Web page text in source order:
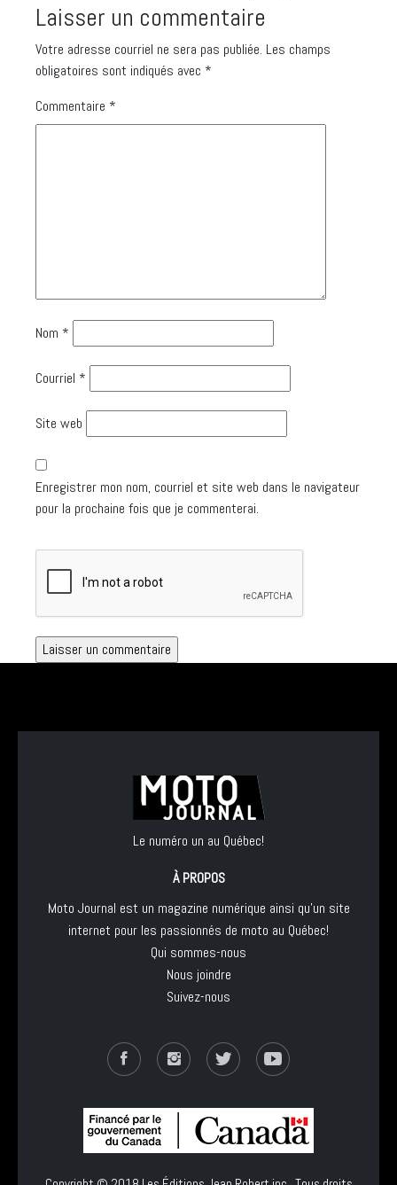
Laisser un commentaire
Votre adresse courriel ne sera pas publiée. Les champs
obligatoires sont indiqués avec *
Commentaire *
Nom *
Courriel *
Site web
Enregistrer mon nom, courriel et site web dans le navigateur
pour la prochaine fois que je commenterai.
Le numéro un au Québec!
À PROPOS
Moto Journal est un magazine numérique ainsi qu'un site
internet pour les passionnés de moto au Québec!
Qui sommes-nous
Nous joindre
Suivez-nous